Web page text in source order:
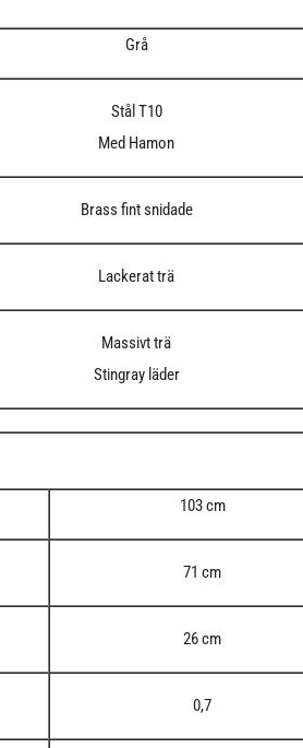
Grå
Stål T10
Med Hamon
Brass fint snidade
Lackerat trä
Massivt trä
Stingray läder
103 cm
71 cm
26 cm
0,7